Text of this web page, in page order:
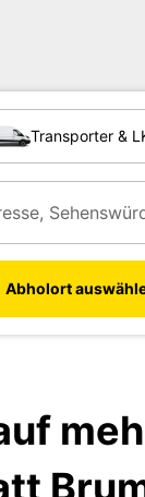
Transporter &
Abholort